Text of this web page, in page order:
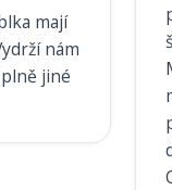
mají
nám
jiné